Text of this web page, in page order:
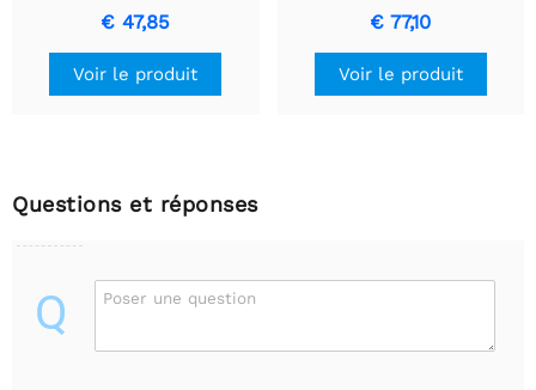
× 38 mm, 2,8 V, 1,7
A/phase
€ 47,85
Voir le produit
pas/Rev, 57×41 mm, 5,7 V,
1 A/Phase
€ 77,10
Voir le produit
Questions et réponses
Q Poser une question